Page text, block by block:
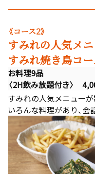
《コース2》
すみれの人気メ
すみれ焼き鳥コ
お料理9品
〈2H飲み放題付き〉
すみれの人気メニューが
いろんな料理があり、会